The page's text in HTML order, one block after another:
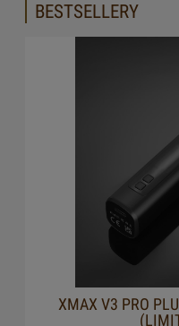
BESTSELLERY
XMAX V3 PRO